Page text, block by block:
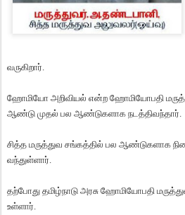
வருகிறார்.
ஹோமியோ அறிவியல் என்ற ஹோமியோபதி
ஆண்டு முதல் பல ஆண்டுகளாக நடத்திவந்தார்.
சித்த மருத்துவ சங்கத்தில் பல ஆண்டுகளாக
வந்துள்ளார்.
தற்போது தமிழ்நாடு அரசு ஹோமியோபதி
உள்ளார்.